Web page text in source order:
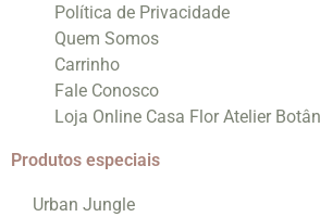
Política de Privacidade
Quem Somos
Carrinho
Fale Conosco
Loja Online Casa Flor Atelier
Produtos especiais
Urban Jungle